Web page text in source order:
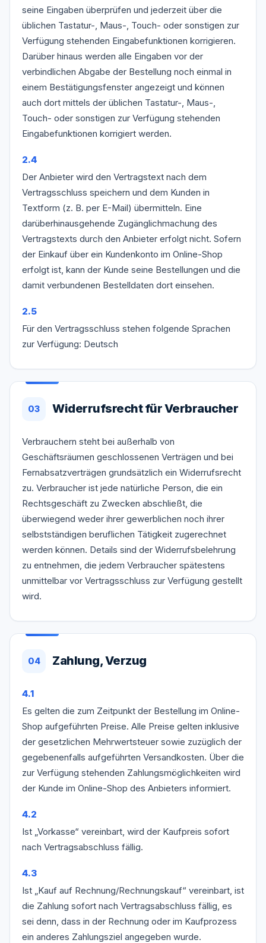
seine Eingaben überprüfen und jederzeit über die
üblichen Tastatur-, Maus-, Touch- oder sonstigen zur
Verfügung stehenden Eingabefunktionen korrigieren.
Darüber hinaus werden alle Eingaben vor der
verbindlichen Abgabe der Bestellung noch einmal in
einem Bestätigungsfenster angezeigt und können
auch dort mittels der üblichen Tastatur-, Maus-,
Touch- oder sonstigen zur Verfügung stehenden
Eingabefunktionen korrigiert werden.
2.4
Der Anbieter wird den Vertragstext nach dem
Vertragsschluss speichern und dem Kunden in
Textform (z. B. per E-Mail) übermitteln. Eine
darüberhinausgehende Zugänglichmachung des
Vertragstexts durch den Anbieter erfolgt nicht. Sofern
der Einkauf über ein Kundenkonto im Online-Shop
erfolgt ist, kann der Kunde seine Bestellungen und die
damit verbundenen Bestelldaten dort einsehen.
2.5
Für den Vertragsschluss stehen folgende Sprachen
zur Verfügung: Deutsch
03 Widerrufsrecht für Verbraucher
Verbrauchern steht bei außerhalb von
Geschäftsräumen geschlossenen Verträgen und bei
Fernabsatzverträgen grundsätzlich ein Widerrufsrecht
zu. Verbraucher ist jede natürliche Person, die ein
Rechtsgeschäft zu Zwecken abschließt, die
überwiegend weder ihrer gewerblichen noch ihrer
selbstständigen beruflichen Tätigkeit zugerechnet
werden können. Details sind der Widerrufsbelehrung
zu entnehmen, die jedem Verbraucher spätestens
unmittelbar vor Vertragsschluss zur Verfügung gestellt
wird.
04 Zahlung, Verzug
4.1
Es gelten die zum Zeitpunkt der Bestellung im Online-
Shop aufgeführten Preise. Alle Preise gelten inklusive
der gesetzlichen Mehrwertsteuer sowie zuzüglich der
gegebenenfalls aufgeführten Versandkosten. Über die
zur Verfügung stehenden Zahlungsmöglichkeiten wird
der Kunde im Online-Shop des Anbieters informiert.
4.2
Ist „Vorkasse“ vereinbart, wird der Kaufpreis sofort
nach Vertragsabschluss fällig.
4.3
Ist „Kauf auf Rechnung/Rechnungskauf“ vereinbart, ist
die Zahlung sofort nach Vertragsabschluss fällig, es
sei denn, dass in der Rechnung oder im Kaufprozess
ein anderes Zahlungsziel angegeben wurde.